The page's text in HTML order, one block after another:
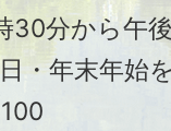
分から午
・年末年始